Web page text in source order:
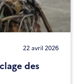
22 avril 2026
des